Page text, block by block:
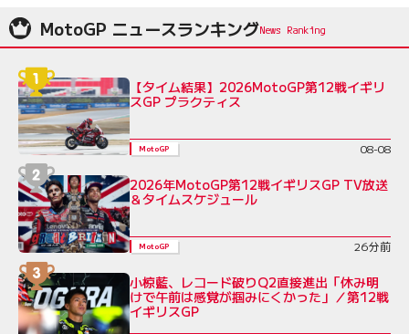
MotoGP ニュースランキング
【タイム結果】2026MotoGP第12戦イギリ
スGP プラクティス
MotoGP 08-08
2026年MotoGP第12戦イギリスGP TV放送
＆タイムスケジュール
MotoGP 26分前
小椋藍、レコード破りQ2直接進出「休み明
けで午前は感覚が掴みにくかった」／第12戦
イギリスGP